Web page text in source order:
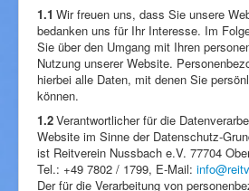
Impressum
1.1 Wir freuen uns, dass Sie unsere
bedanken uns für Ihr Interesse. Im
Sie über den Umgang mit Ihren
Nutzung unserer Website.
hierbei alle Daten, mit denen Sie
können.
1.2Verantwortlicher für die
Website im Sinne der Datenschutz-
ist Reitverein Nussbach e.V. 77704
Tel.: +49 7802 / 1799, E-Mail:
Der für die Verarbeitung von